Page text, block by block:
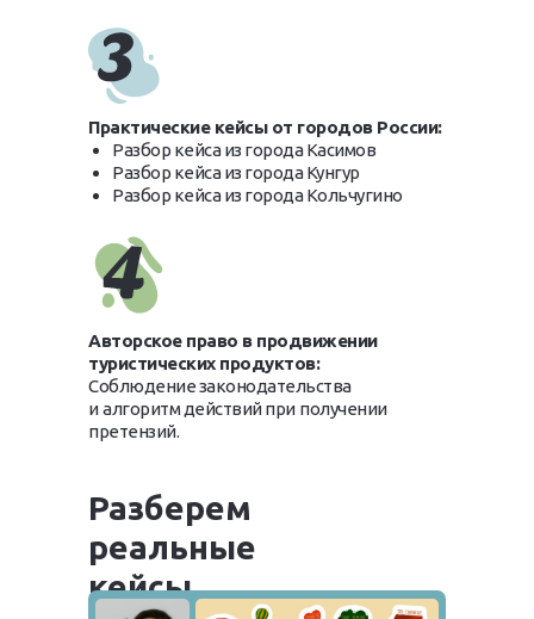
Авторское право в продвижении
туристических продуктов:
Соблюдение законодательства
и алгоритм действий при получении
претензий.
Практические кейсы от городов России:
Разбор кейса из города Касимов
Разбор кейса из города Кунгур
Разбор кейса из города Кольчугино
Разберем
реальные
кейсы